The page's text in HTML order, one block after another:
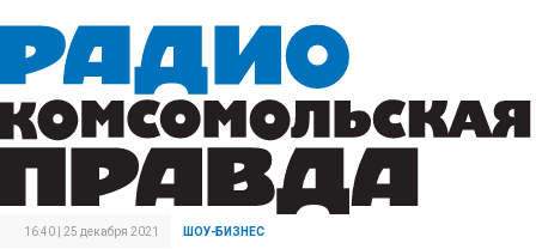
16:40 | 25 декабря 2021 ШОУ-БИЗНЕС